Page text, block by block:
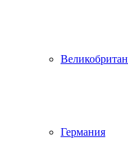
Германия